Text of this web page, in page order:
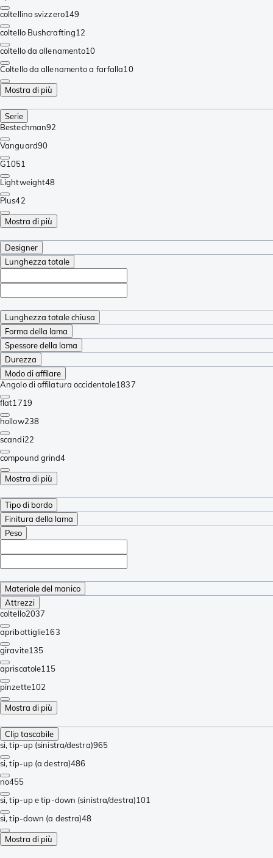
coltellino svizzero149
coltello Bushcrafting12
coltello da allenamento10
Coltello da allenamento a farfalla10
Mostra di più
Serie
Bestechman92
Vanguard90
G1051
Lightweight48
Plus42
Mostra di più
Designer
Lunghezza totale
Lunghezza totale chiusa
Forma della lama
Spessore della lama
Durezza
Modo di affilare
Angolo di affilatura occidentale1837
flat1719
hollow238
scandi22
compound grind4
Mostra di più
Tipo di bordo
Finitura della lama
Peso
Materiale del manico
Attrezzi
coltello2037
apribottiglie163
giravite135
apriscatole115
pinzette102
Mostra di più
Clip tascabile
si, tip-up (sinistra/destra)965
si, tip-up (a destra)486
no455
si, tip-up e tip-down (sinistra/destra)101
sì, tip-down (a destra)48
Mostra di più